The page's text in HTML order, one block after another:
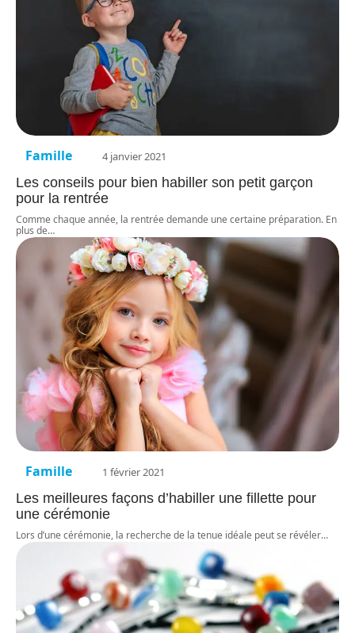
Famille 4 janvier 2021
Les conseils pour bien habiller son petit garçon
pour la rentrée
Comme chaque année, la rentrée demande une certaine préparation. En
plus de…
Famille 1 février 2021
Les meilleures façons d’habiller une fillette pour
une cérémonie
Lors d’une cérémonie, la recherche de la tenue idéale peut se révéler…